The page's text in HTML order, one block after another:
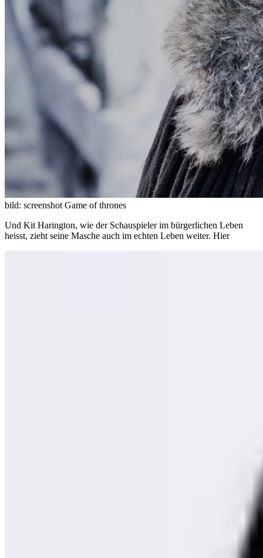
bild: screenshot Game of thrones
Und Kit Harington, wie der Schauspieler im bürgerlichen Leben
heisst, zieht seine Masche auch im echten Leben weiter. Hier